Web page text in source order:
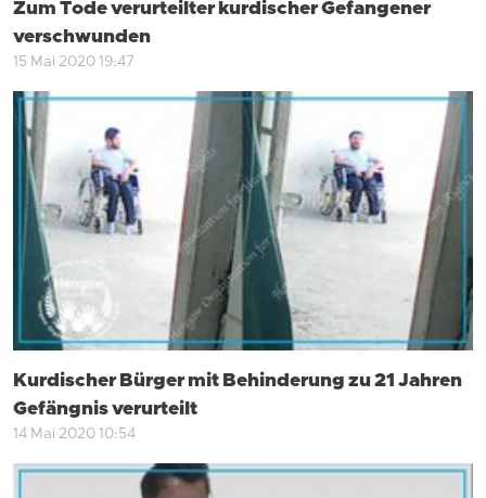
Zum Tode verurteilter kurdischer Gefangener
verschwunden
15 Mai 2020 19:47
Kurdischer Bürger mit Behinderung zu 21 Jahren
Gefängnis verurteilt
14 Mai 2020 10:54